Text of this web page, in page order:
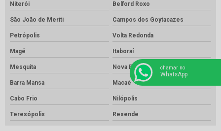
Niterói Belford Roxo
São João de Meriti Campos dos Goytacazes
Petrópolis Volta Redonda
Magé Itaboraí
Mesquita Nova Friburgo
Barra Mansa Macaé
Cabo Frio Nilópolis
Teresópolis Resende
chamar no
WhatsApp